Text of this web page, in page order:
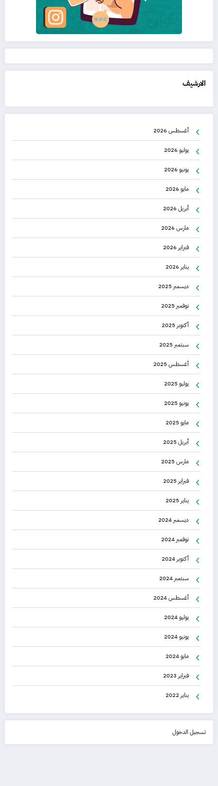
الارشيف
أغسطس 2026
يوليو 2026
يونيو 2026
مايو 2026
أبريل 2026
مارس 2026
فبراير 2026
يناير 2026
ديسمبر 2025
نوفمبر 2025
أكتوبر 2025
سبتمبر 2025
أغسطس 2025
يوليو 2025
يونيو 2025
مايو 2025
أبريل 2025
مارس 2025
فبراير 2025
يناير 2025
ديسمبر 2024
نوفمبر 2024
أكتوبر 2024
سبتمبر 2024
أغسطس 2024
يوليو 2024
يونيو 2024
مايو 2024
فبراير 2023
يناير 2022
تسجيل الدخول